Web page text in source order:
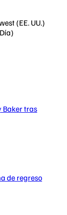
(EE. UU.)
Baker tras
de regreso